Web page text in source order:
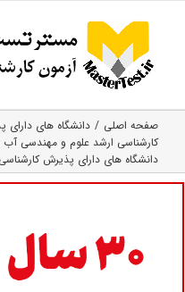
content
صفحه اصلی
دانشگاه های دارای
کارشناسی ارشد علوم و مهندسی آب
دانشگاه های دارای پذیرش